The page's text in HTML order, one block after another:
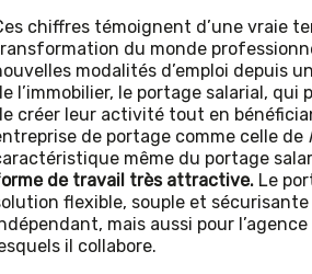
chiffres témoignent d’une vraie
du monde
modalités d’emploi depuis
l’immobilier, le portage salarial,
créer leur activité tout en
de portage comme celle de
même du portage
de travail très attractive. Le
flexible, souple et
mais aussi pour
il collabore.